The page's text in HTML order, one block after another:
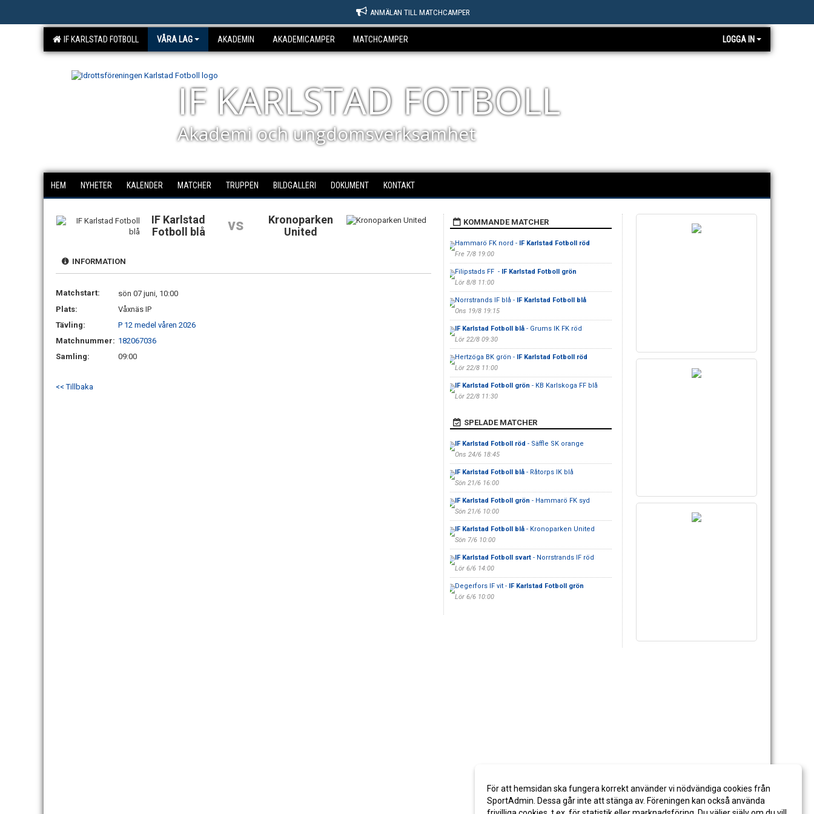
ANMÄLAN TILL MATCHCAMPER
IF KARLSTAD FOTBOLL VÅRA LAG AKADEMIN AKADEMICAMPER MATCHCAMPER LOGGA IN
IF KARLSTAD FOTBOLL
Akademi och ungdomsverksamhet
HEM NYHETER KALENDER MATCHER TRUPPEN BILDGALLERI DOKUMENT KONTAKT
IF Karlstad
Fotboll blå
vs
Kronoparken
United
INFORMATION
Matchstart:
sön 07 juni, 10:00
Plats:
Våxnäs IP
Tävling:
P 12 medel våren 2026
Matchnummer: 182067036
Samling:
09:00
<< Tillbaka
KOMMANDE MATCHER
Hammarö FK nord - IF Karlstad Fotboll röd
Fre 7/8 19:00
Filipstads FF - IF Karlstad Fotboll grön
Lör 8/8 11:00
Norrstrands IF blå - IF Karlstad Fotboll blå
Ons 19/8 19:15
IF Karlstad Fotboll blå- Grums IK FK röd
Lör 22/8 09:30
Hertzöga BK grön - IF Karlstad Fotboll röd
Lör 22/8 11:00
IF Karlstad Fotboll grön - KB Karlskoga FF blå
Lör 22/8 11:30
SPELADE MATCHER
IF Karlstad Fotboll röd - Säffle SK orange
Ons 24/6 18:45
IF Karlstad Fotboll blå- Råtorps IK blå
Sön 21/6 16:00
IF Karlstad Fotboll grön - Hammarö FK syd
Sön 21/6 10:00
IF Karlstad Fotboll blå- Kronoparken United
Sön 7/6 10:00
IF Karlstad Fotboll svart- Norrstrands IF röd
Lör 6/6 14:00
Degerfors IF vit - IF Karlstad Fotboll grön
Lör 6/6 10:00
För att hemsidan ska fungera korrekt använder vi nödvändiga cookies från
SportAdmin. Dessa går inte att stänga av. Föreningen kan också använda